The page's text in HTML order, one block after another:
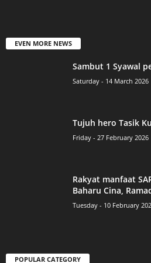
EVEN MORE NEWS
Sambut 1 Syawal
Saturday - 14 March 2026
Tujuh hero Tasik
Friday - 27 February 2026
Rakyat manfaat
Baharu Cina,
Tuesday - 10 February
POPULAR CATEGORY